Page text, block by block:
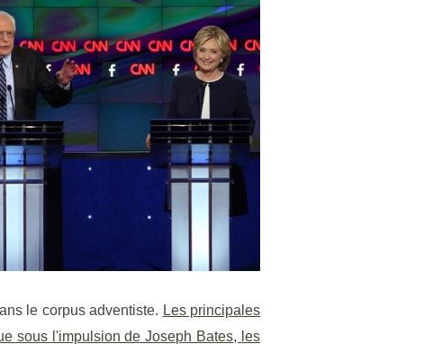
le corpus adventiste. Les principales
sous l'impulsion de Joseph Bates, les